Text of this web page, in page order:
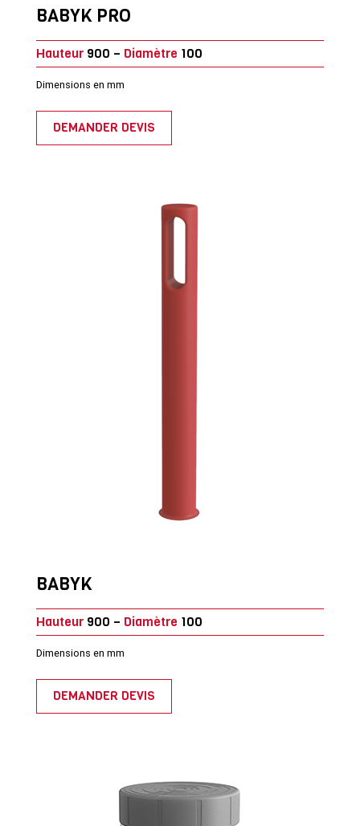
BABYK PRO
Hauteur 900 – Diamètre 100
Dimensions en mm
DEMANDER DEVIS
BABYK
Hauteur 900 – Diamètre 100
Dimensions en mm
DEMANDER DEVIS